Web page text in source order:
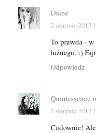
Diane
2 sierpnia 2013
To prawda -
luźnego. :)
Odpowiedz
Quintessence
2 sierpnia 2013
Cudownie!